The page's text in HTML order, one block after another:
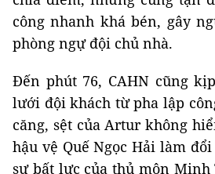
công nhanh khá bén, gây
phòng ngự đội chủ nhà.
Đến phút 76, CAHN cũng
lưới đội khách từ pha lập
căng, sệt của Artur không
hậu vệ Quế Ngọc Hải làm
sự bất lực của thủ môn Minh